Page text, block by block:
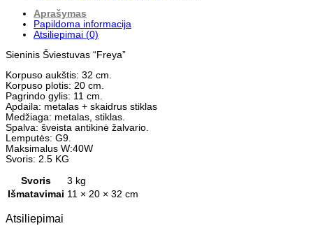
Aprašymas
Papildoma informacija
Atsiliepimai (0)
Sieninis Šviestuvas “Freya”
Korpuso aukštis: 32 cm.
Korpuso plotis: 20 cm.
Pagrindo gylis: 11 cm.
Apdaila: metalas + skaidrus stiklas
Medžiaga: metalas, stiklas.
Spalva: šveista antikinė žalvario.
Lemputės: G9.
Maksimalus W:40W
Svoris: 2.5 KG
Svoris
3 kg
Išmatavimai 11 × 20 × 32 cm
Atsiliepimai